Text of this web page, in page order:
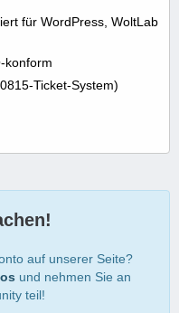
für WordPress, WoltLab
konform
Ticket-System)
auf unserer Seite?
und nehmen Sie an
teil!